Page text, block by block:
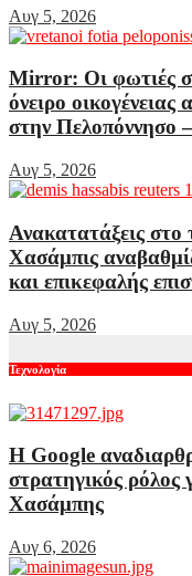
Αυγ 5, 2026
Mirror: Οι φωτιές
όνειρο
στην Πελοπόννησο
Αυγ 5, 2026
Ανακατατάξεις
Χασάμπις
και επικεφαλής
Αυγ 5, 2026
Τεχνολογία
Η Google
στρατηγικός ρόλος
Χασάμπης
Αυγ 6, 2026